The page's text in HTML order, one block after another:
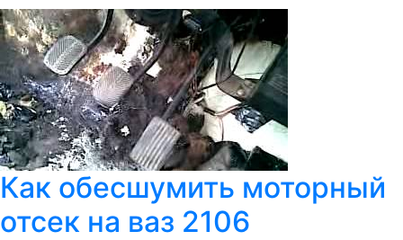
Как обесшумить моторный
отсек на ваз 2106